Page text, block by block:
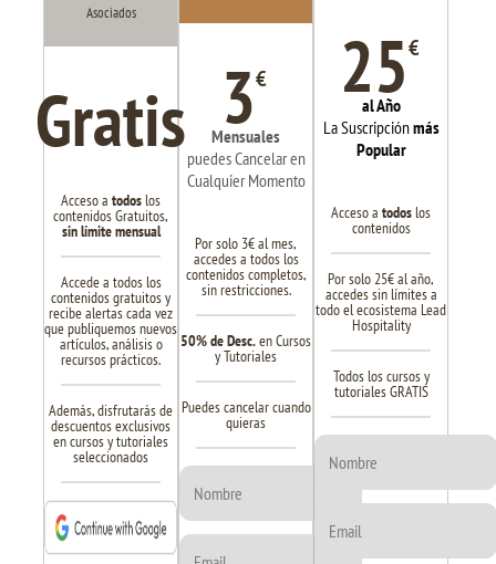
Asociados
Gratis
Acceso atodoslos
contenidos Gratuitos,
sin límite mensual
Accede a todos los
contenidos gratuitos y
recibe alertas cada vez
que publiquemos nuevos
artículos, análisis o
recursos prácticos.
Además, disfrutarás de
descuentos exclusivos
en cursos y tutoriales
seleccionados
3€
Mensuales
puedes Cancelar en
Cualquier Momento
Por solo 3€ al mes,
accedes a todos los
contenidos completos,
sin restricciones.
50% de Desc.en Cursos
y Tutoriales
Puedes cancelar cuando
quieras
25€
al Año
La Suscripciónmás
Popular
Acceso atodoslos
contenidos
Por solo 25€ al año,
accedes sin límites a
todo el ecosistema Lead
Hospitality
Todos los cursos y
tutoriales GRATIS